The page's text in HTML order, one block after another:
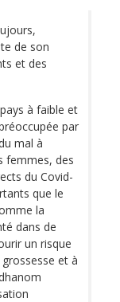
de son
et des
à faible et
par
mal à
femmes, des
du Covid-
que le
la
dans de
un risque
et à